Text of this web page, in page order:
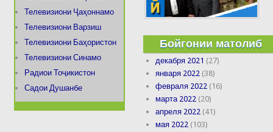
Телевизиони Ҷаҳоннамо
Телевизиони Варзиш
Телевизиони Баҳористон
Телевизиони Синамо
Радиои Тоҷикистон
Садои Душанбе
Бойгонии матолиб
декабря 2021 (27)
января 2022 (38)
февраля 2022 (16)
марта 2022 (20)
апреля 2022 (41)
мая 2022 (103)